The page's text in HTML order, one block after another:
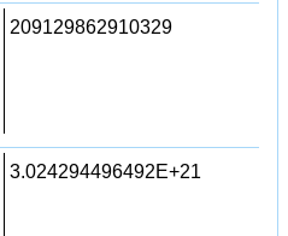
209129862910329
3.024294496492E+21